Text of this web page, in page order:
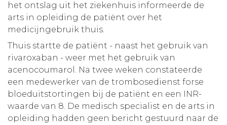
het ontslag uit het ziekenhuis informeerde de
arts in opleiding de patiënt over het
medicijngebruik thuis.
Thuis startte de patiënt - naast het gebruik van
rivaroxaban - weer met het gebruik van
acenocoumarol. Na twee weken constateerde
een medewerker van de trombosedienst forse
bloeduitstortingen bij de patiënt en een INR-
waarde van 8. De medisch specialist en de arts in
opleiding hadden geen bericht gestuurd naar de